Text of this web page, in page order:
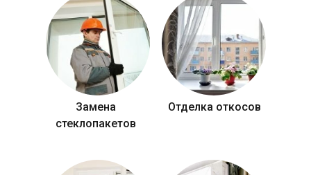
Замена
стеклопакетов
Отделка откосов